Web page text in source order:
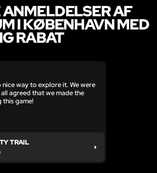
ANMELDELSER AF
I KØBENHAVN MED
RABAT
way to explore it. We were
agreed that we made the
this game!
TRAIL